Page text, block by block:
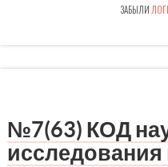
ЗАБЫЛИ
№7(63) КОД